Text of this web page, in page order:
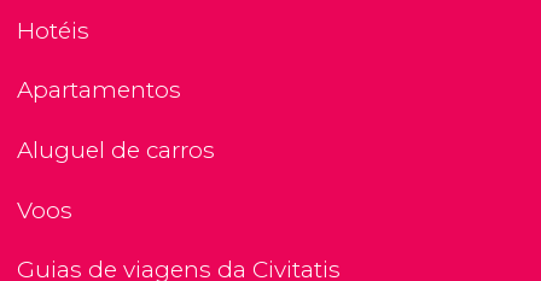
Hotéis
Apartamentos
Aluguel de carros
Voos
Guias de viagens da Civitatis